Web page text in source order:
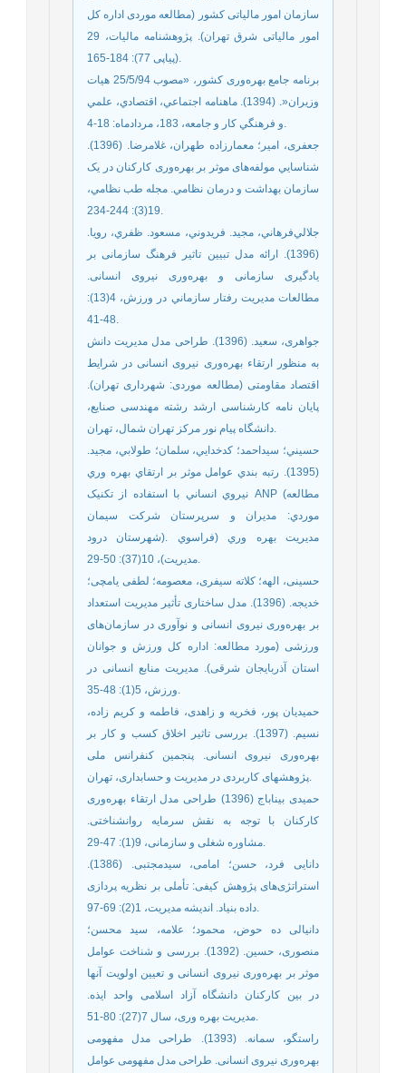
سازمان امور مالیاتی کشور (مطالعه موردی اداره کل
امور مالیاتی شرق تهران). پژوهشنامه ماليات، 29
(پیاپی 77): 184-165.
برنامه جامع بهره‌‌وری کشور، «مصوب 25/5/94 هیات
وزیران«. (1394). ماهنامه اجتماعي، اقتصادي، علمي
و فرهنگي کار و جامعه، 183، مردادماه: 18-4.
جعفری، امیر؛ معمارزاده طهران، غلامرضا. (1396).
شناسایي مولفه‌‌های موثر بر بهره‌‌وری کارکنان در یک
سازمان بهداشت و درمان نظامي. مجله طب نظامي،
19(3): 244-234.
جلالي‌فرهاني، مجيد. فريدوني، مسعود. ظفري، رويا.
(1396). ارائه مدل تبیین تاثیر فرهنگ سازمانی بر
یادگیری سازمانی و بهره‌وری نیروی انسانی.
مطالعات مديريت رفتار سازماني در ورزش، 4(13):
48-41.
جواهری، سعید. (1396). طراحی مدل مدیریت دانش
به منظور ارتقاء بهره‌‌وری نیروی انسانی در شرایط
اقتصاد مقاومتی (مطالعه موردی: شهرداری تهران).
پایان نامه کارشناسی ارشد رشته مهندسی صنایع،
دانشگاه پیام نور مرکز تهران شمال، تهران.
حسيني؛ سيداحمد؛ كدخدايي، سلمان؛ طولابي، مجيد.
(1395). رتبه بندي عوامل موثر بر ارتقاي بهره وري
نيروي انساني با استفاده از تکنيک ANP (مطالعه
موردي: مديران و سرپرستان شرکت سيمان
شهرستان درود). مديريت بهره وري (فراسوي
مديريت)، 10(37): 50-29.
حسینی، الهه؛ کلاته سیفری، معصومه؛ لطفی یامچی؛
خدیجه. (1396). مدل ساختاری تأثیر مدیریت استعداد
بر بهره‌‌وری نیروی انسانی و نوآوری در سازمان‌‌های
ورزشی (مورد مطالعه: اداره کل ورزش و جوانان
استان آذربایجان شرقی). مدیریت منابع انسانی در
ورزش، 5(1): 48-35.
حمیدیان پور، فخریه و زاهدی، فاطمه و کریم زاده،
نسیم. (1397). بررسی تاثیر اخلاق کسب و کار بر
بهره‌‌وری نیروی انسانی. پنجمین کنفرانس ملی
پژوهشهای کاربردی در مدیریت و حسابداری، تهران.
حمیدی بیناباج (1396) طراحی مدل ارتقاء بهره‌وری
كاركنان با توجه به نقش سرمایه روانشناختی.
مشاوره شغلی و سازمانی، 9(1): 47-29.
دانایی فرد، حسن؛ امامی، سیدمجتبی. (1386).
استراتژی‌‌های پژوهش کیفی: تأملی بر نظریه پردازی
داده بنیاد. اندیشه مدیریت، 1(2): 69-97.
دانیالی ده حوض، محمود؛ علامه، سید محسن؛
منصوری، حسین. (1392). بررسی و شناخت عوامل
موثر بر بهره‌‌وری نیروی انسانی و تعیین اولویت آنها
در بین کارکنان دانشگاه آزاد اسلامی واحد ایذه.
مدیریت بهره وری، سال 7(27): 80-51.
راستگو، سمانه. (1393). طراحی مدل مفهومی
بهره‌وری نیروی انسانی. طراحی مدل مفهومی عوامل